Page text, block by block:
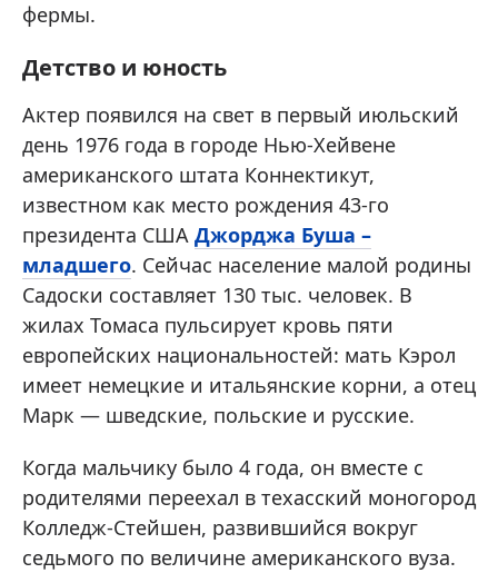
фермы.
Детство и юность
Актер появился на свет в первый июльский
день 1976 года в городе Нью-Хейвене
американского штата Коннектикут,
известном как место рождения 43-го
президента США Джорджа Буша –
младшего. Сейчас население малой родины
Садоски составляет 130 тыс. человек. В
жилах Томаса пульсирует кровь пяти
европейских национальностей: мать Кэрол
имеет немецкие и итальянские корни, а отец
Марк — шведские, польские и русские.
Когда мальчику было 4 года, он вместе с
родителями переехал в техасский моногород
Колледж-Стейшен, развившийся вокруг
седьмого по величине американского вуза.